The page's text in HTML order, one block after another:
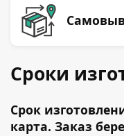
Сроки
Срок
карта. Заказ